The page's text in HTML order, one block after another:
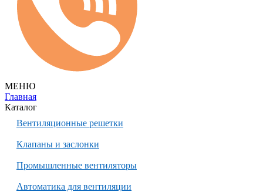
МЕНЮ
Главная
Каталог
Вентиляционные решетки
Клапаны и заслонки
Промышленные вентиляторы
Автоматика для вентиляции